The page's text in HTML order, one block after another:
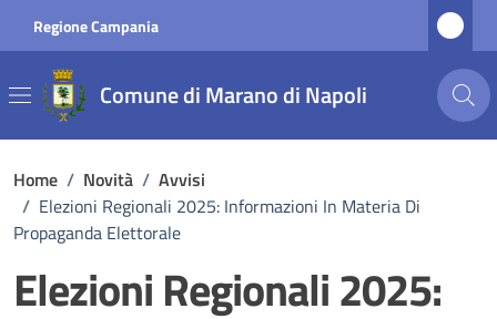
Regione Campania
Comune di Marano di Napoli
Home / Novità / Avvisi
/ Elezioni Regionali 2025: Informazioni In Materia Di
Propaganda Elettorale
Elezioni Regionali 2025: